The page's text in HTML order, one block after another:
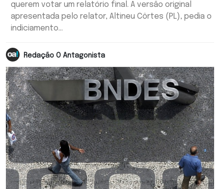
querem votar um relatório final. A versão original
apresentada pelo relator, Altineu Côrtes (PL), pedia o
indiciamento...
Redação O Antagonista